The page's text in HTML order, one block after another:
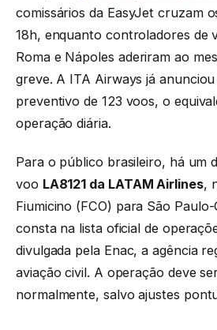
comissários da EasyJet cruzam
18h, enquanto controladores de
Roma e Nápoles aderiram ao
greve. A ITA Airways já
preventivo de 123 voos, o
operação diária.
Para o público brasileiro, há um
voo LA8121 da LATAM Airlines,
Fiumicino (FCO) para São
consta na lista oficial de
divulgada pela Enac, a agência
aviação civil. A operação deve
normalmente, salvo ajustes